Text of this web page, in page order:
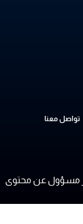
تواصل معنا
مسؤول عن محتوى